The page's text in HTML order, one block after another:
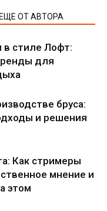
ЕЩЕ ОТ АВТОРА
в стиле Лофт:
для
бруса:
и решения
Как стримеры
мнение и
этом